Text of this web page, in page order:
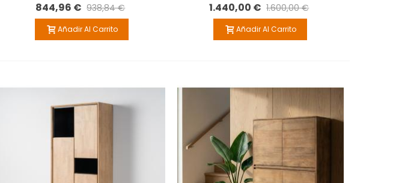
844,96 € 938,84 €
Añadir Al Carrito
1.440,00 € 1.600,00 €
Añadir Al Carrito